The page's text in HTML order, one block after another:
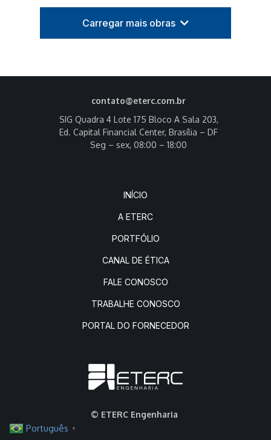
Carregar mais obras
contato@eterc.com.br
SIG Quadra 4 Lote 175 Bloco A Sala 203,
Ed. Capital Financial Center, Brasília – DF
Seg – sex, 08:00 – 18:00
INÍCIO
A ETERC
PORTFÓLIO
CANAL DE ÉTICA
FALE CONOSCO
TRABALHE CONOSCO
PORTAL DO FORNECEDOR
© ETERC Engenharia
Português ▼